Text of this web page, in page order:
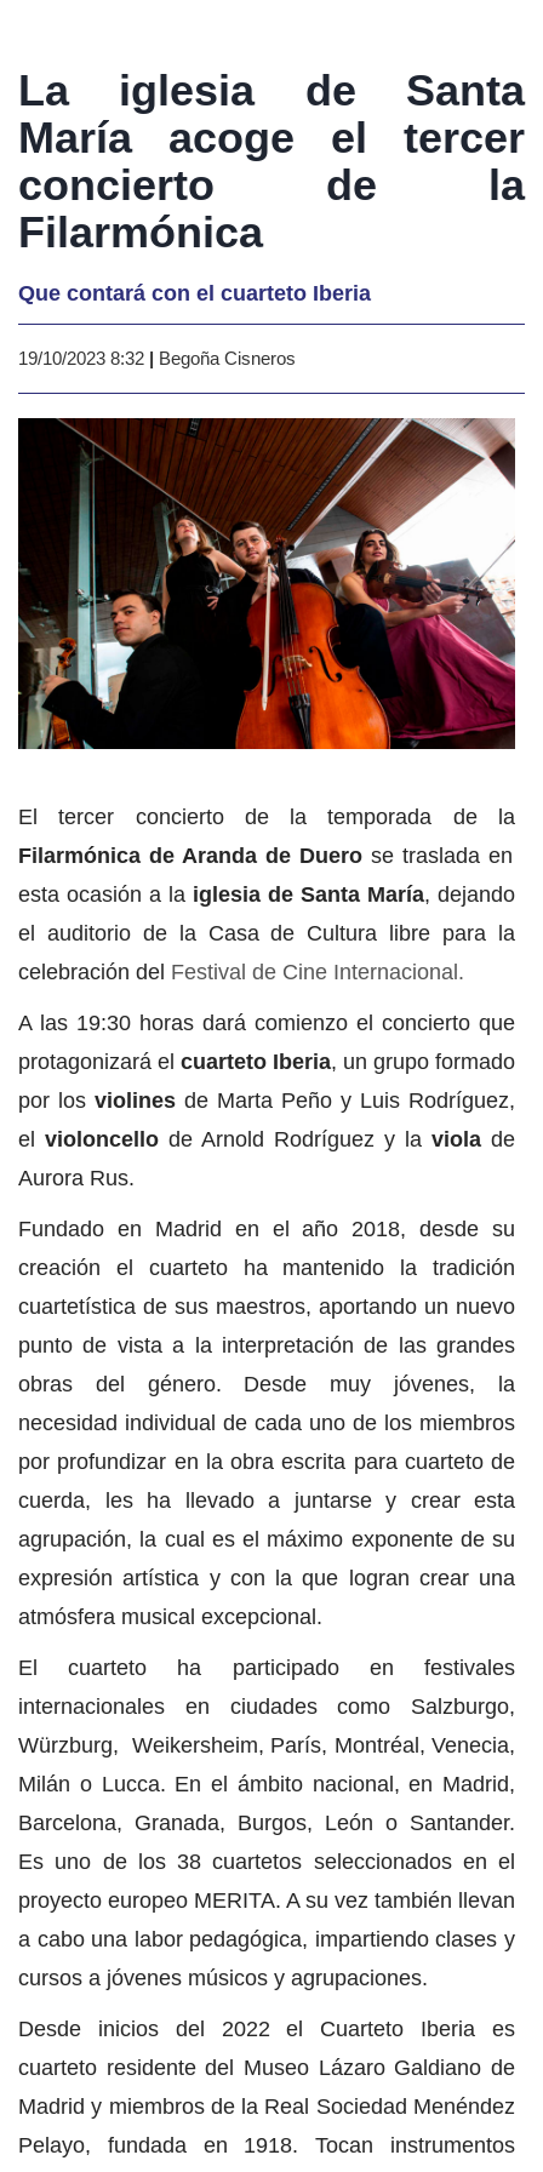
La iglesia de Santa
María acoge el tercer
concierto de la
Filarmónica
Que contará con el cuarteto Iberia
19/10/2023 8:32 | Begoña Cisneros
El tercer concierto de la temporada de la
Filarmónica de Aranda de Duero se traslada en
esta ocasión a la iglesia de Santa María, dejando
el auditorio de la Casa de Cultura libre para la
celebración del Festival de Cine Internacional.
A las 19:30 horas dará comienzo el concierto que
protagonizará el cuarteto Iberia, un grupo formado
por los violines de Marta Peño y Luis Rodríguez,
el violoncello de Arnold Rodríguez y la viola de
Aurora Rus.
Fundado en Madrid en el año 2018, desde su
creación el cuarteto ha mantenido la tradición
cuartetística de sus maestros, aportando un nuevo
punto de vista a la interpretación de las grandes
obras del género. Desde muy jóvenes, la
necesidad individual de cada uno de los miembros
por profundizar en la obra escrita para cuarteto de
cuerda, les ha llevado a juntarse y crear esta
agrupación, la cual es el máximo exponente de su
expresión artística y con la que logran crear una
atmósfera musical excepcional.
El cuarteto ha participado en festivales
internacionales en ciudades como Salzburgo,
Würzburg, Weikersheim, París, Montréal, Venecia,
Milán o Lucca. En el ámbito nacional, en Madrid,
Barcelona, Granada, Burgos, León o Santander.
Es uno de los 38 cuartetos seleccionados en el
proyecto europeo MERITA. A su vez también llevan
a cabo una labor pedagógica, impartiendo clases y
cursos a jóvenes músicos y agrupaciones.
Desde inicios del 2022 el Cuarteto Iberia es
cuarteto residente del Museo Lázaro Galdiano de
Madrid y miembros de la Real Sociedad Menéndez
Pelayo, fundada en 1918. Tocan instrumentos